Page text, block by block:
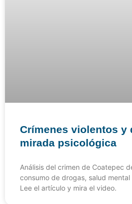
Crímenes violentos y
mirada psicológica
Análisis del crimen de Coatepec
consumo de drogas, salud
Lee el artículo y mira el video.